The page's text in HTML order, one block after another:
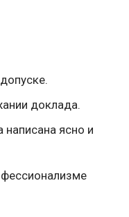
доклада.
написана ясно и